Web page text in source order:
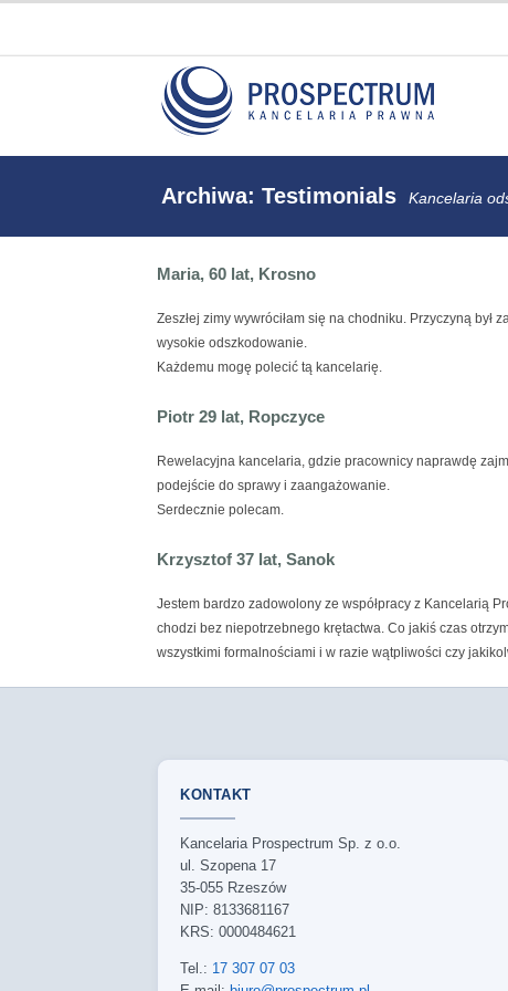
Archiwa: Testimonials Kancelaria
Maria, 60 lat, Krosno
Zeszłej zimy wywróciłam się na chodniku. Przyczyną
wysokie odszkodowanie.
Każdemu mogę polecić tą kancelarię.
Piotr 29 lat, Ropczyce
Rewelacyjna kancelaria, gdzie pracownicy naprawdę
podejście do sprawy i zaangażowanie.
Serdecznie polecam.
Krzysztof 37 lat, Sanok
Jestem bardzo zadowolony ze współpracy z Kancelarią
chodzi bez niepotrzebnego krętactwa. Co jakiś czas
wszystkimi formalnościami i w razie wątpliwości czy
KONTAKT
Kancelaria Prospectrum Sp. z o.o.
ul. Szopena 17
35-055 Rzeszów
NIP: 8133681167
KRS: 0000484621
Tel.: 17 307 07 03